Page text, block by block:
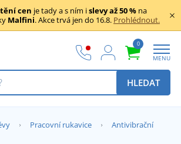
cen je tady a s ním islevy až 50 % na
Malfini. Akce trvá jen do 16.8. Prohlédnout.
0
MENU
HLEDAT
Pracovní rukavice Antivibrační